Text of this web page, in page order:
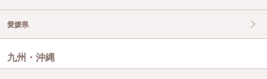
愛媛県
九州・沖縄